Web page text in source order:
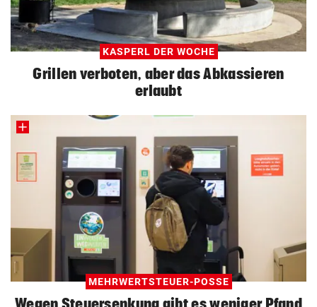
KASPERL DER WOCHE
Grillen verboten, aber das Abkassieren
erlaubt
MEHRWERTSTEUER-POSSE
Wegen Steuersenkung gibt es weniger Pfand